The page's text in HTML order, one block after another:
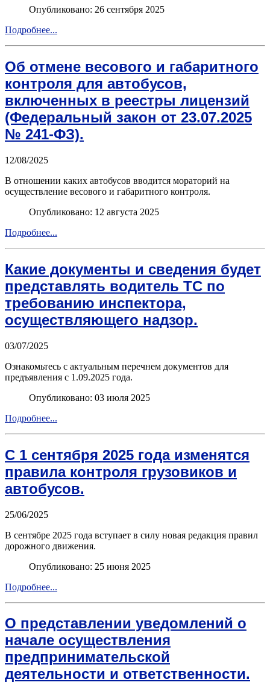
Опубликовано: 26 сентября 2025
Подробнее...
Об отмене весового и габаритного
контроля для автобусов,
включенных в реестры лицензий
(Федеральный закон от 23.07.2025
№ 241-ФЗ).
12/08/2025
В отношении каких автобусов вводится мораторий на
осуществление весового и габаритного контроля.
Опубликовано: 12 августа 2025
Подробнее...
Какие документы и сведения будет
представлять водитель ТС по
требованию инспектора,
осуществляющего надзор.
03/07/2025
Ознакомьтесь с актуальным перечнем документов для
предъявления с 1.09.2025 года.
Опубликовано: 03 июля 2025
Подробнее...
С 1 сентября 2025 года изменятся
правила контроля грузовиков и
автобусов.
25/06/2025
В сентябре 2025 года вступает в силу новая редакция правил
дорожного движения.
Опубликовано: 25 июня 2025
Подробнее...
О представлении уведомлений о
начале осуществления
предпринимательской
деятельности и ответственности.